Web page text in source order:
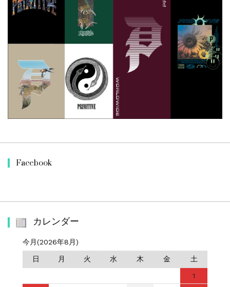
Facebook
カレンダー
今月(2026年8月)
日 月 火 水 木 金 土
1